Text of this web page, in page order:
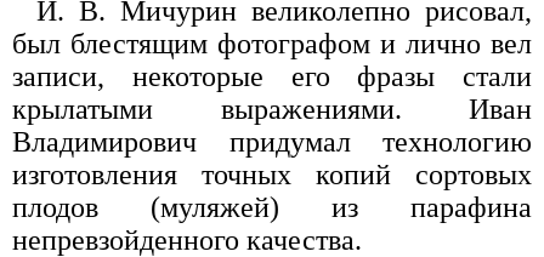
И. В. Мичурин великолепно рисовал,
был блестящим фотографом и лично вел
записи, некоторые его фразы стали
крылатыми выражениями. Иван
Владимирович придумал технологию
изготовления точных копий сортовых
плодов (муляжей) из парафина
непревзойденного качества.